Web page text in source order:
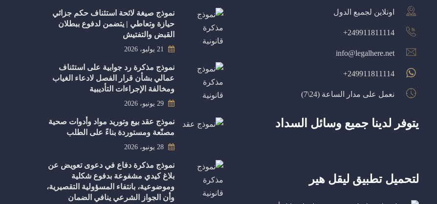
اونلاين لجميع الدول
249911811114+
info@legalhere.net
249911811114+
نعمل على مدار الساعة (24\7)
يتوفر لدينا جميع وسائل السداد
لتحميل تطبيق ليقل هير
نموذج صيغة لائحة استئناف حكم جزائي
حيازة وتعاطي | يتضمن لدفوع ببطلان
القبض والتفتيش
نموذج مذكرة رد جوابية على استئناف
عمالي بشأن قرار الفصل لادعاء الغياب
ومخالفة الإجراءات التأديبية
نموذج عقد بيع وتوريد مواد وأدوات صحية
مصنّعة ومستوردة بناءً على الطلب
نموذج مذكرة دفاع في دعوى تعويض عن
بلاغ كيدي مشفوعة بدفوع شكلية
وموضوعية، بانتفاء المسؤولية التقصيرية،
وأن الجواز الشرعي ينافي الضمان